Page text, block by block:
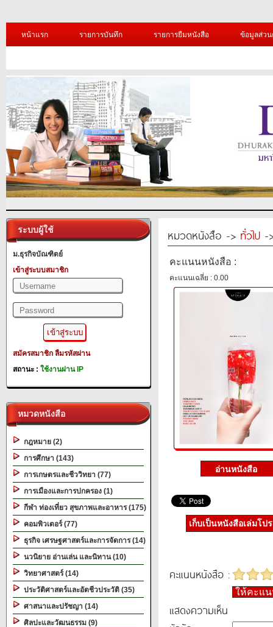
หน้าแรก รายการบันทึก รายการยืมหนังสือ ข้อมูลส่ว
ระบบผู้ใช้
ม.ธุรกิจบัณฑิตย์
เข้าสู่ระบบสมาชิก
สมัครสมาชิก ลืมรหัสผ่าน
สถานะ : ใช้งานผ่าน IP
หมวดหนังสือ
กฎหมาย (2)
การศึกษา (143)
การเกษตรและชีววิทยา (77)
การเมืองและการปกครอง (1)
กีฬา ท่องเที่ยว สุขภาพและอาหาร (175)
คอมพิวเตอร์ (77)
ธุรกิจ เศรษฐศาสตร์และการจัดการ (14)
นวนิยาย อ่านเล่น และนิทาน (10)
วิทยาศาสตร์ (14)
ประวัติศาสตร์และอัตชีวประวัติ (35)
ศาสนาและปรัชญา (14)
ศิลปะและวัฒนธรรม (9)
หมวดหนังสือ -> ทั่วไป -
คะแนนหนังสือ :
คะแนนเฉลี่ย : 0.00
เก็บเป็นหนังสือเล่มโป
คะแนนหนังสือ :
ให้คะแ
แสดงความเห็น